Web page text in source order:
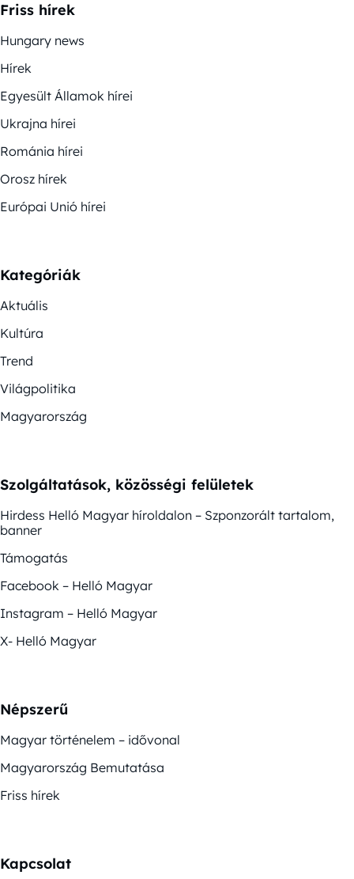
Friss hírek
Hungary news
Hírek
Egyesült Államok hírei
Ukrajna hírei
Románia hírei
Orosz hírek
Európai Unió hírei
Kategóriák
Aktuális
Kultúra
Trend
Világpolitika
Magyarország
Szolgáltatások, közösségi felületek
Hirdess Helló Magyar híroldalon – Szponzorált tartalom,
banner
Támogatás
Facebook – Helló Magyar
Instagram – Helló Magyar
X- Helló Magyar
Népszerű
Magyar történelem – idővonal
Magyarország Bemutatása
Friss hírek
Kapcsolat